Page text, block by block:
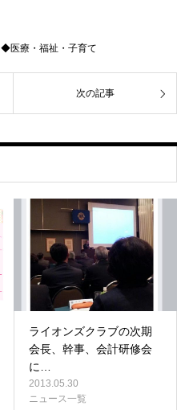
◆医療・福祉・子育て
次の記事
ライオンズクラブの次期
会長、幹事、会計研修会
に…
2013.05.30
ニュース一覧